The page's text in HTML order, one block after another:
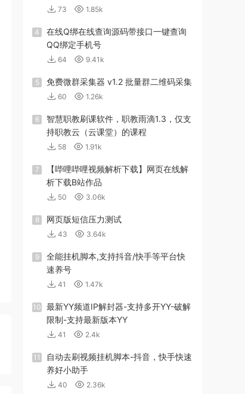
73 1.85k
4
在线Q绑在线查询源码带接口一键查询
QQ绑定手机号
64 9.41k
5 免费微群采集器 v1.2 批量群二维码采集
60 1.26k
6
智慧职教刷课软件，职教雨滴1.3，仅支
持职教云（云课堂）的课程
58 1.91k
7
【哔哩哔哩视频解析下载】网页在线解
析下载B站作品
50 3.06k
8 网页版短信压力测试
43 3.64k
9
全能挂机脚本,支持抖音/快手等平台快
速养号
41 1.47k
10
最新YY频道IP解封器-支持多开YY-破解
限制-支持最新版本YY
41 2.4k
11
自动去刷视频挂机脚本-抖音，快手快速
养好小助手
40 2.36k